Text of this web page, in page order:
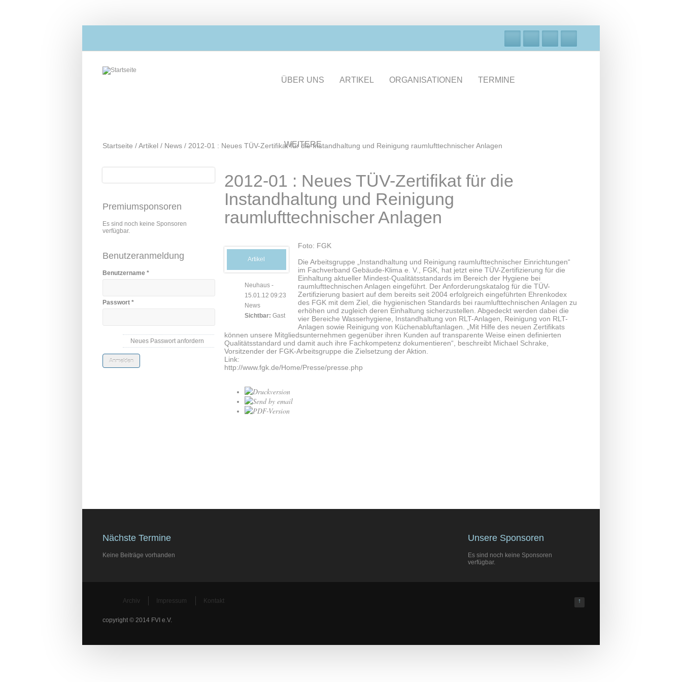
ÜBER UNS ARTIKEL ORGANISATIONEN TERMINE
WEITERE
Startseite /Artikel / News / 2012-01 : Neues TÜV-Zertifikat für die Instandhaltung und Reinigung raumlufttechnischer Anlagen
Suche
Premiumsponsoren
Es sind noch keine Sponsoren
verfügbar.
Benutzeranmeldung
Benutzername *
Passwort *
Neues Passwort anfordern
2012-01 : Neues TÜV-Zertifikat für die
Instandhaltung und Reinigung
raumlufttechnischer Anlagen
Artikel
Neuhaus -
15.01.12 09:23
News
Sichtbar: Gast
Foto: FGK
Die Arbeitsgruppe „Instandhaltung und Reinigung raumlufttechnischer Einrichtungen“
im Fachverband Gebäude-Klima e. V., FGK, hat jetzt eine TÜV-Zertifizierung für die
Einhaltung aktueller Mindest-Qualitätsstandards im Bereich der Hygiene bei
raumlufttechnischen Anlagen eingeführt. Der Anforderungskatalog für die TÜV-
Zertifizierung basiert auf dem bereits seit 2004 erfolgreich eingeführten Ehrenkodex
des FGK mit dem Ziel, die hygienischen Standards bei raumlufttechnischen Anlagen zu
erhöhen und zugleich deren Einhaltung sicherzustellen. Abgedeckt werden dabei die
vier Bereiche Wasserhygiene, Instandhaltung von RLT-Anlagen, Reinigung von RLT-
Anlagen sowie Reinigung von Küchenabluftanlagen. „Mit Hilfe des neuen Zertifikats
können unsere Mitgliedsunternehmen gegenüber ihren Kunden auf transparente Weise einen definierten
Qualitätsstandard und damit auch ihre Fachkompetenz dokumentieren“, beschreibt Michael Schrake,
Vorsitzender der FGK-Arbeitsgruppe die Zielsetzung der Aktion.
Link:
http://www.fgk.de/Home/Presse/presse.php
Nächste Termine
Keine Beiträge vorhanden
Unsere Sponsoren
Es sind noch keine Sponsoren
verfügbar.
↑
Archiv Impressum Kontakt
copyright © 2014 FVI e.V.